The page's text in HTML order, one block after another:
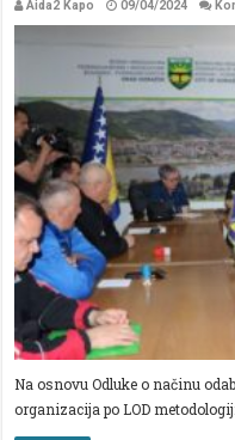
Aida2 Kapo 09/04/2024
Na osnovu Odluke o načinu
organizacija po LOD